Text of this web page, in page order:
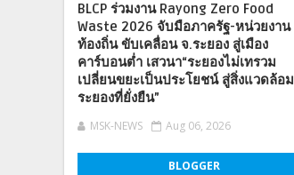
BLCP ร่วมงาน Rayong Zero Food
Waste 2026 จับมือภาครัฐ-หน่วยงาน
ท้องถิ่น ขับเคลื่อน จ.ระยอง สู่เมือง
คาร์บอนต่ำ เสวนา“ระยองไม่เทรวม
เปลี่ยนขยะเป็นประโยชน์ สู่สิ่งแวดล้อม
ระยองที่ยั่งยืน”
MSK-NEWS Aug 06, 2026
BLOGGER